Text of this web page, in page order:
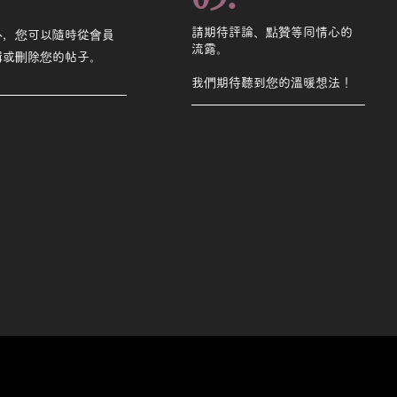
您可以隨時從會員
刪除您的帖子。
請期待評論、點贊等同情心的
流露。
我們期待聽到您的溫暖想法！